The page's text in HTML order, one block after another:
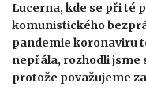
Lucerna, kde se při té
komunistického
pandemie koronaviru
nepřála, rozhodli jsme
protože považujeme